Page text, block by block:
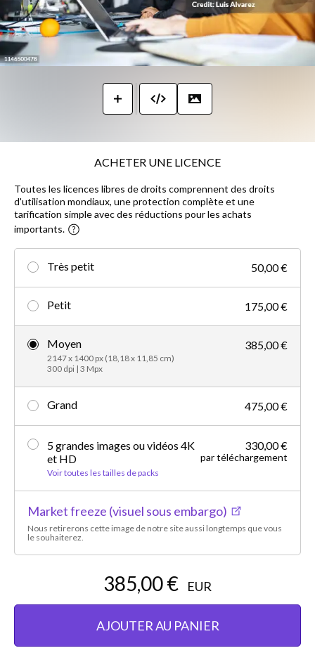
ACHETER UNE LICENCE
Toutes les licences libres de droits comprennent des droits
d'utilisation mondiaux, une protection complète et une
tarification simple avec des réductions pour les achats
importants.
Très petit 50,00 €
Petit 175,00 €
Moyen
2147 x 1400 px (18,18 x 11,85 cm)
300 dpi | 3 Mpx
385,00 €
Grand 475,00 €
5 grandes images ou vidéos 4K
et HD
Voir toutes les tailles de packs
330,00 €
par téléchargement
Market freeze (visuel sous embargo)
Nous retirerons cette image de notre site aussi longtemps que vous
le souhaiterez.
385,00 € EUR
AJOUTER AU PANIER